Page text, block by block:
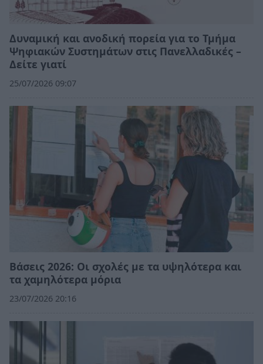
Δυναμική και ανοδική πορεία για το Τμήμα
Ψηφιακών Συστημάτων στις Πανελλαδικές –
Δείτε γιατί
25/07/2026 09:07
Βάσεις 2026: Οι σχολές με τα υψηλότερα και
τα χαμηλότερα μόρια
23/07/2026 20:16